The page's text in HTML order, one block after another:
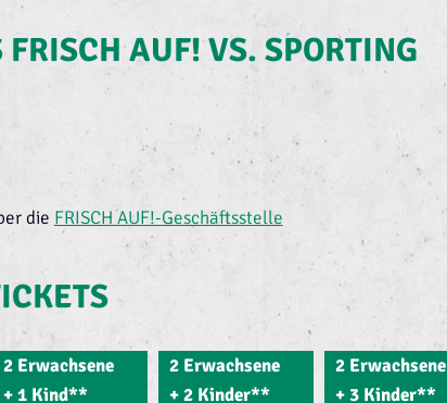
AUF! VS. SPORTING
die FRISCH AUF!-Geschäftsstelle
2 Erwachsene
+ 1 Kind**
2 Erwachsene
+ 2 Kinder**
2 Erwachsene
+ 3 Kinder**